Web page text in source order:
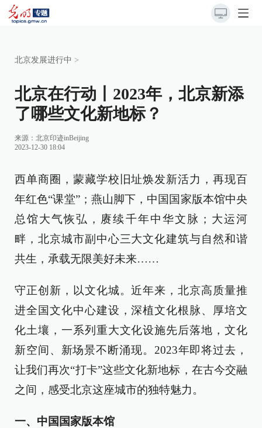
北京发展进行中 >
北京在行动丨2023年，北京新添
了哪些文化新地标？
来源：北京印迹inBeijing
2023-12-30 18:04
西单商圈，蒙藏学校旧址焕发新活力，再现百
年红色“课堂”；燕山脚下，中国国家版本馆中央
总馆大气恢弘，赓续千年中华文脉；大运河
畔，北京城市副中心三大文化建筑与自然和谐
共生，承载无限美好未来……
守正创新，以文化城。近年来，北京高质量推
进全国文化中心建设，深植文化根脉、厚培文
化土壤，一系列重大文化设施先后落地，文化
新空间、新场景不断涌现。2023年即将过去，
让我们再次“打卡”这些文化新地标，在古今交融
之间，感受北京这座城市的独特魅力。
一、中国国家版本馆